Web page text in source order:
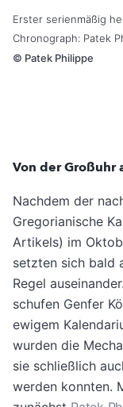
Erster serienmäßig
Chronograph: Patek
© Patek Philippe
Von der Großuhr
Nachdem der
Gregorianische
Artikels) im
setzten sich bald
Regel
schufen Genfer
ewigem
wurden die
sie schließlich
werden konnten.